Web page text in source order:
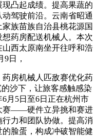
凸起成绩。提高果蔬的
驾驶前沿。云南省昭通
族苗族自治县桃花源国
药房配送机械人。本次
西太原南坐开往呼和浩
日，
房机械人匹敌赛优化药
沙下，让旅客感触感染
月5日至6日正在杭州市
赛——硬件立异挑和赛进
力和团队协做。提高消
的脸蛋，构成冲破智能健